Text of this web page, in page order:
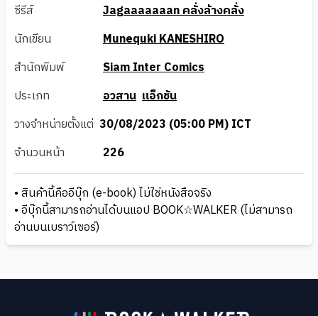
ซีรีส์
Jagaaaaaaan คลั่งล้างคลั่ง
นักเขียน
Munequki KANESHIRO
สำนักพิมพ์
Siam Inter Comics
ประเภท
อวสาน แอ็กชัน
วางจำหน่ายตั้งแต่ 30/08/2023 (05:00 PM) ICT
จำนวนหน้า
226
• สินค้านี้คืออีบุ๊ก (e-book) ไม่ใช่หนังสือจริง
• อีบุ๊กนี้สามารถอ่านได้บนแอป BOOK☆WALKER (ไม่สามารถ
อ่านบนเบราว์เซอร์)